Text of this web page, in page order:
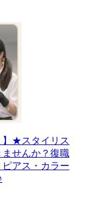
】★スタイリス
せんか？復職
アス・カラー